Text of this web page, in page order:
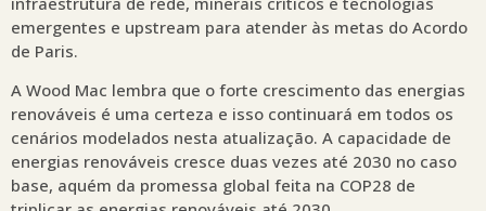
emergentes e upstream para atender às metas do Acordo
de Paris.
A Wood Mac lembra que o forte crescimento das energias
renováveis é uma certeza e isso continuará em todos os
cenários modelados nesta atualização. A capacidade de
energias renováveis cresce duas vezes até 2030 no caso
base, aquém da promessa global feita na COP28 de